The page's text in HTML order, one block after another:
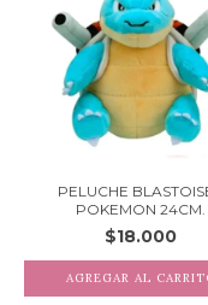
PELUCHE
POKEMON 24CM.
$18.000